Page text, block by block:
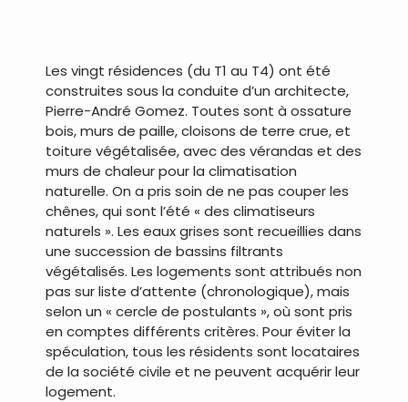
Les vingt résidences (du T1 au T4) ont été
construites sous la conduite d’un architecte,
Pierre-André Gomez. Toutes sont à ossature
bois, murs de paille, cloisons de terre crue, et
toiture végétalisée, avec des vérandas et des
murs de chaleur pour la climatisation
naturelle. On a pris soin de ne pas couper les
chênes, qui sont l’été « des climatiseurs
naturels ». Les eaux grises sont recueillies dans
une succession de bassins filtrants
végétalisés. Les logements sont attribués non
pas sur liste d’attente (chronologique), mais
selon un « cercle de postulants », où sont pris
en comptes différents critères. Pour éviter la
spéculation, tous les résidents sont locataires
de la société civile et ne peuvent acquérir leur
logement.